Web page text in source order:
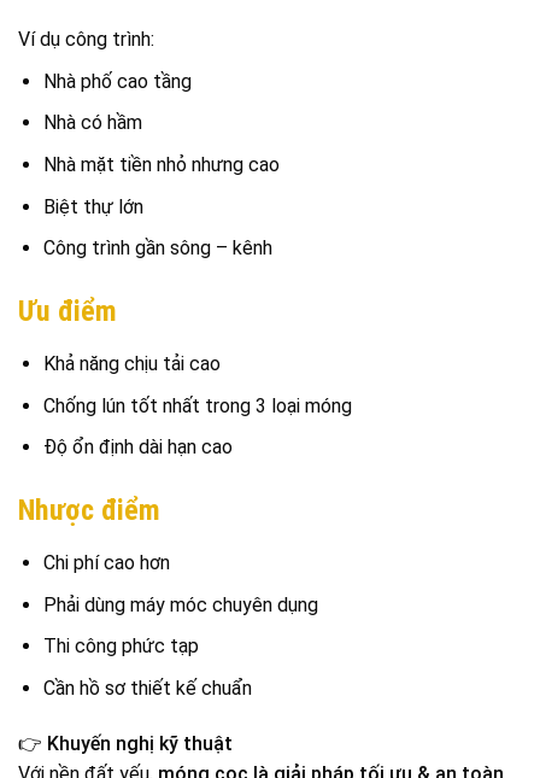
Ví dụ công trình:
Nhà phố cao tầng
Nhà có hầm
Nhà mặt tiền nhỏ nhưng cao
Biệt thự lớn
Công trình gần sông – kênh
Ưu điểm
Khả năng chịu tải cao
Chống lún tốt nhất trong 3 loại móng
Độ ổn định dài hạn cao
Nhược điểm
Chi phí cao hơn
Phải dùng máy móc chuyên dụng
Thi công phức tạp
Cần hồ sơ thiết kế chuẩn
👉 Khuyến nghị kỹ thuật
Với nền đất yếu, móng cọc là giải pháp tối ưu & an toàn